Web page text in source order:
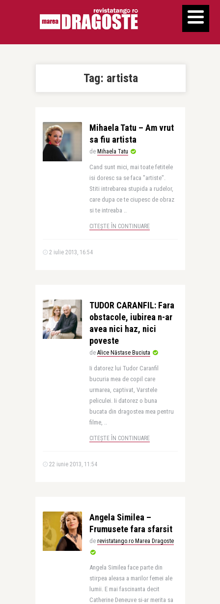
Tag: artista
Mihaela Tatu – Am vrut
sa fiu artista
de Mihaela Tatu
Cand sunt mici, mai toate fetitele
isi doresc sa se faca "artiste".
Stiti intrebarea stupida a rudelor,
care dupa ce te ciupesc de obraz
si te intreaba ..
CITEȘTE ÎN CONTINUARE
2 iulie 2013, 16:54
TUDOR CARANFIL: Fara
obstacole, iubirea n-ar
avea nici haz, nici
poveste
de Alice Năstase Buciuta
Ii datorez lui Tudor Caranfil
bucuria mea de copil care
urmarea, captivat, Varstele
peliculei. Ii datorez o buna
bucata din dragostea mea pentru
filme, ..
CITEȘTE ÎN CONTINUARE
22 iunie 2013, 11:54
Angela Similea –
Frumusete fara sfarsit
de revistatango.ro Marea Dragoste
Angela Similea face parte din
stirpea aleasa a marilor femei ale
lumii. E mai fascinanta decit
Catherine Deneuve si-ar merita sa